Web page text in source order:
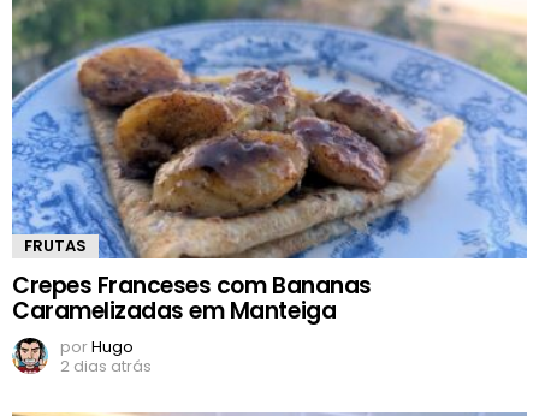
FRUTAS
Crepes Franceses com Bananas
Caramelizadas em Manteiga
porHugo
2 dias atrás